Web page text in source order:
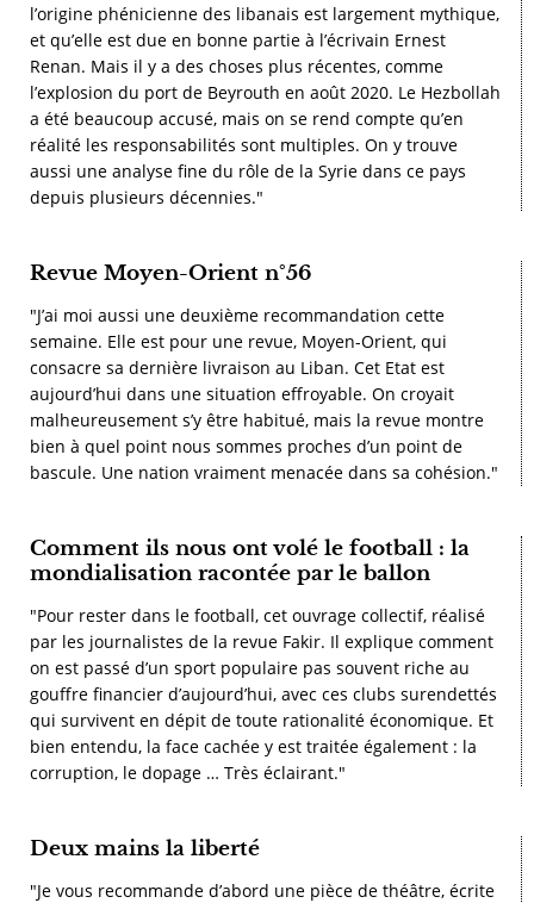
l’origine phénicienne des libanais est largement mythique,
et qu’elle est due en bonne partie à l’écrivain Ernest
Renan. Mais il y a des choses plus récentes, comme
l’explosion du port de Beyrouth en août 2020. Le Hezbollah
a été beaucoup accusé, mais on se rend compte qu’en
réalité les responsabilités sont multiples. On y trouve
aussi une analyse fine du rôle de la Syrie dans ce pays
depuis plusieurs décennies."
Revue Moyen-Orient n°56
"J’ai moi aussi une deuxième recommandation cette
semaine. Elle est pour une revue, Moyen-Orient, qui
consacre sa dernière livraison au Liban. Cet Etat est
aujourd’hui dans une situation effroyable. On croyait
malheureusement s’y être habitué, mais la revue montre
bien à quel point nous sommes proches d’un point de
bascule. Une nation vraiment menacée dans sa cohésion."
Comment ils nous ont volé le football : la
mondialisation racontée par le ballon
"Pour rester dans le football, cet ouvrage collectif, réalisé
par les journalistes de la revue Fakir. Il explique comment
on est passé d’un sport populaire pas souvent riche au
gouffre financier d’aujourd’hui, avec ces clubs surendettés
qui survivent en dépit de toute rationalité économique. Et
bien entendu, la face cachée y est traitée également : la
corruption, le dopage … Très éclairant."
Deux mains la liberté
"Je vous recommande d’abord une pièce de théâtre, écrite